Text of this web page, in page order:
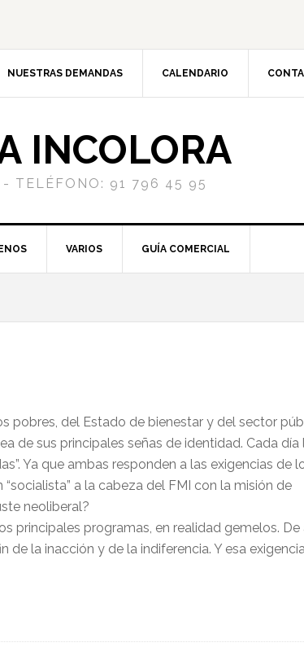
NUESTRAS DEMANDAS CALENDARIO
INCOLORA
TELÉFONO: 91 796 45 95
VARIOS GUÍA COMERCIAL
pobres, del Estado de bienestar y del sector
de sus principales señas de identidad. Cada día
Ya que ambas responden a las exigencias de
a la cabeza del FMI con la misión de
neoliberal?
principales programas, en realidad gemelos. De
de la inacción y de la indiferencia. Y esa